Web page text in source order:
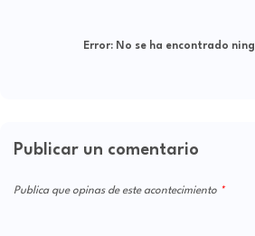
Error:No se ha encontrado
Publicar un comentario
Publica que opinas de este acontecimiento